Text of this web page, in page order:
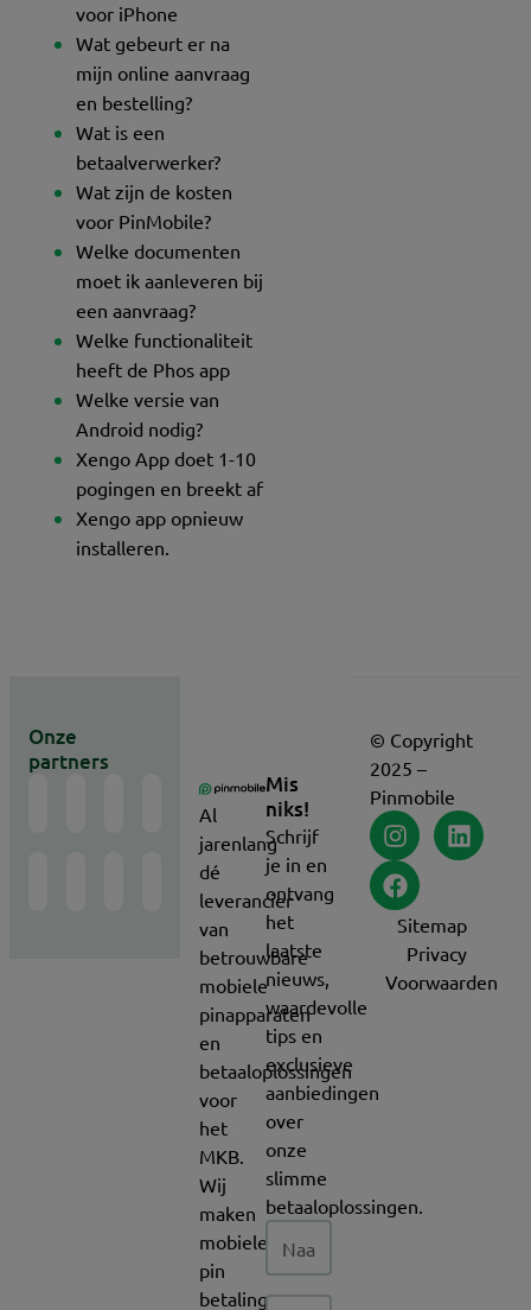
voor iPhone
Wat gebeurt er na
mijn online aanvraag
en bestelling?
Wat is een
betaalverwerker?
Wat zijn de kosten
voor PinMobile?
Welke documenten
moet ik aanleveren bij
een aanvraag?
Welke functionaliteit
heeft de Phos app
Welke versie van
Android nodig?
Xengo App doet 1-10
pogingen en breekt af
Xengo app opnieuw
installeren.
Onze
partners
Al
jarenlang
dé
leverancier
van
betrouwbare
mobiele
pinapparaten
en
betaaloplossingen
voor
het
MKB.
Wij
maken
mobiele
pin
betalingen
Mis
niks!
Schrijf
je in en
ontvang
het
laatste
nieuws,
waardevolle
tips en
exclusieve
aanbiedingen
over
onze
slimme
betaaloplossingen.
© Copyright
2025 –
Pinmobile
Sitemap
Privacy
Voorwaarden